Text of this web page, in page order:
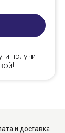
и получи
и доставка